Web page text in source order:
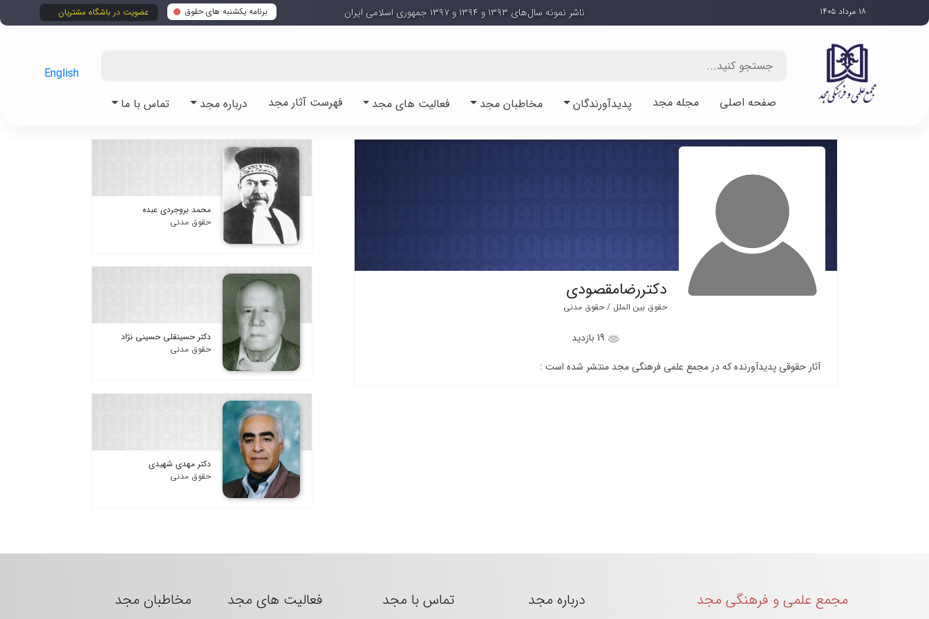
برنامه یکشنبه های حقوق عضویت در باشگاه مشتریان ۱۸ مرداد ۱۴۰۵ ناشر نمونه سال‌های ۱۳۹۳ و ۱۳۹۴ و ۱۳۹۷ جمهوری اسلامی ایران
صفحه اصلی مجله مجد پدیدآورندگان مخاطبان مجد فعالیت های مجد فهرست آثار مجد درباره مجد تماس با ما
English
دکتررضامقصودی
حقوق بین الملل / حقوق مدنی
آثار حقوقی پدیدآورنده که در مجمع علمی فرهنگی مجد منتشر شده است :
محمد بروجردی عبده
حقوق مدنی
دکتر حسینقلی حسینی نژاد
حقوق مدنی
دکتر مهدی شهیدی
حقوق مدنی
مجمع علمی و فرهنگی مجد درباره مجد تماس با مجد فعالیت های مجد مخاطبان مجد